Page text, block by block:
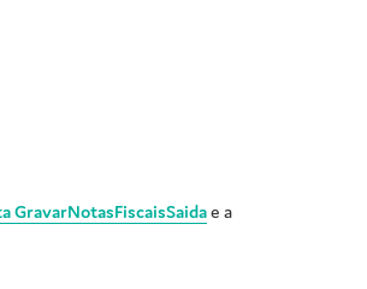
GravarNotasFiscaisSaidae a